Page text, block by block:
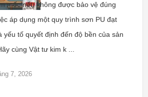
mốc nếu không được bảo vệ đúng
áp dụng một quy trình sơn PU đạt
yếu tố quyết định đến độ bền của sản
cùng Vật tư kim k ...
7, 2026